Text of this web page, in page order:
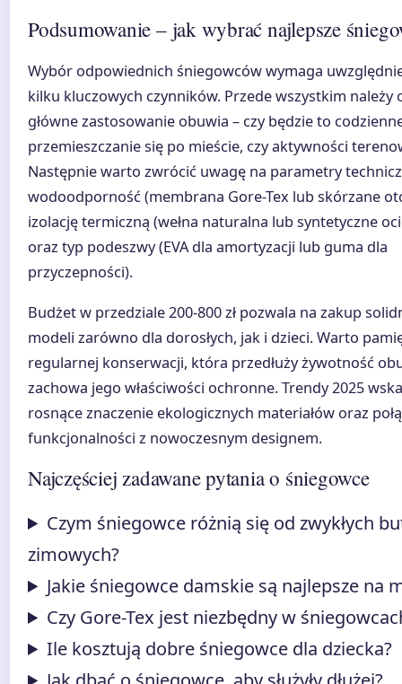
Podsumowanie – jak wybrać najlepsze
Wybór odpowiednich śniegowców wymaga
kilku kluczowych czynników. Przede wszystkim należy
główne zastosowanie obuwia – czy będzie to
przemieszczanie się po mieście, czy aktywności
Następnie warto zwrócić uwagę na parametry
wodoodporność (membrana Gore-Tex lub skórzane
izolację termiczną (wełna naturalna lub syntetyczne
oraz typ podeszwy (EVA dla amortyzacji lub guma dla
przyczepności).
Budżet w przedziale 200-800 zł pozwala na zakup
modeli zarówno dla dorosłych, jak i dzieci. Warto
regularnej konserwacji, która przedłuży żywotność
zachowa jego właściwości ochronne. Trendy 2025
rosnące znaczenie ekologicznych materiałów oraz
funkcjonalności z nowoczesnym designem.
Najczęściej zadawane pytania o śniegowce
Czym śniegowce różnią się od zwykłych
zimowych?
Jakie śniegowce damskie są najlepsze na
Czy Gore-Tex jest niezbędny w
Ile kosztują dobre śniegowce dla dziecka?